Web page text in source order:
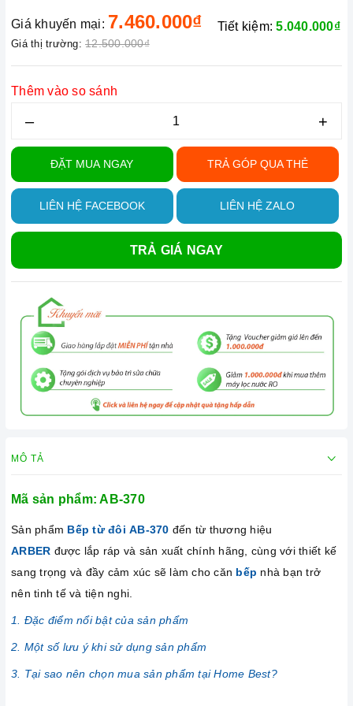
Giá khuyến mại: 7.460.000₫
Giá thị trường: 12.500.000₫
Tiết kiệm:5.040.000₫
Thêm vào so sánh
– +
ĐẶT MUA NGAY TRẢ GÓP QUA THẺ
LIÊN HỆ FACEBOOK LIÊN HỆ ZALO
TRẢ GIÁ NGAY
MÔ TẢ
Mã sản phẩm: AB-370
Sản phẩm Bếp từ đôi AB-370 đến từ thương hiệu
ARBER được lắp ráp và sản xuất chính hãng, cùng với thiết kế
sang trọng và đầy cảm xúc sẽ làm cho căn bếp nhà bạn trở
nên tinh tế và tiện nghi.
1. Đặc điểm nổi bật của sản phẩm
2. Một số lưu ý khi sử dụng sản phẩm
3. Tại sao nên chọn mua sản phẩm tại Home Best?